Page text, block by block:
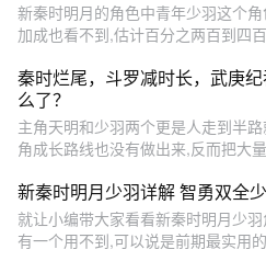
新秦时明月的角色中青年少羽这个
加成也看不到,估计百分之两百到四
秦时烂尾，斗罗减时长，武庚
么了？
主角天明和少羽两个更是人走到半
角成长路线也没有做出来,反而把大
新秦时明月少羽详解 智勇双全
就让小编带大家看看新秦时明月少
有一个用不到,可以说是前期最实用